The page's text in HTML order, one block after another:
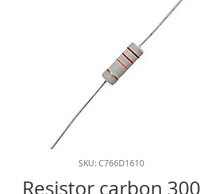
SKU: C766D1610
Resistor carbon 300